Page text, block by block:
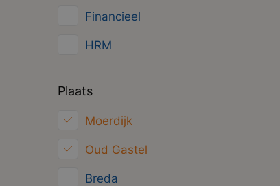
Financieel
HRM
Plaats
Moerdijk
Oud Gastel
Breda